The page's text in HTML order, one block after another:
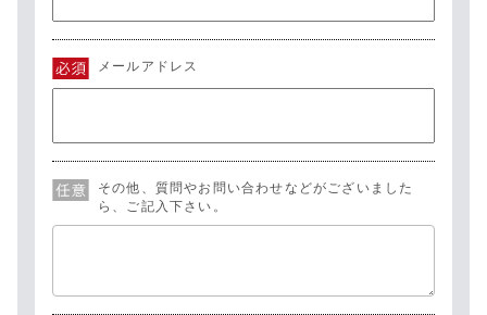
メールアドレス
その他、質問やお問い合わせなどがございました
ら、ご記入下さい。